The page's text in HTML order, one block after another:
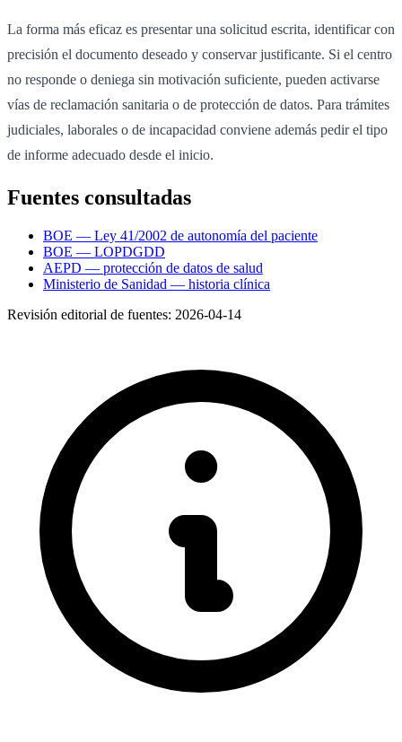
La forma más eficaz es presentar una solicitud escrita, identificar con
precisión el documento deseado y conservar justificante. Si el centro
no responde o deniega sin motivación suficiente, pueden activarse
vías de reclamación sanitaria o de protección de datos. Para trámites
judiciales, laborales o de incapacidad conviene además pedir el tipo
de informe adecuado desde el inicio.
Fuentes consultadas
BOE — Ley 41/2002 de autonomía del paciente
BOE — LOPDGDD
AEPD — protección de datos de salud
Ministerio de Sanidad — historia clínica
Revisión editorial de fuentes: 2026-04-14